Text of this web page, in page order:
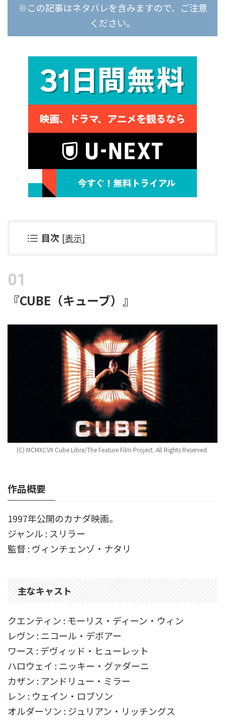
※この記事はネタバレを含みますので、ご注意
ください。
目次 [表示]
『CUBE（キューブ）』
(C) MCMXCVII Cube Libre/The Feature Film Project. All Rights Reserved.
作品概要
1997年公開のカナダ映画。
ジャンル : スリラー
監督 : ヴィンチェンゾ・ナタリ
主なキャスト
クエンティン : モーリス・ディーン・ウィン
レヴン : ニコール・デボアー
ワース : デヴィッド・ヒューレット
ハロウェイ : ニッキー・グァダーニ
カザン : アンドリュー・ミラー
レン : ウェイン・ロブソン
オルダーソン : ジュリアン・リッチングス